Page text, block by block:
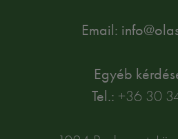
Email:
Egyéb
Tel.: +36 30